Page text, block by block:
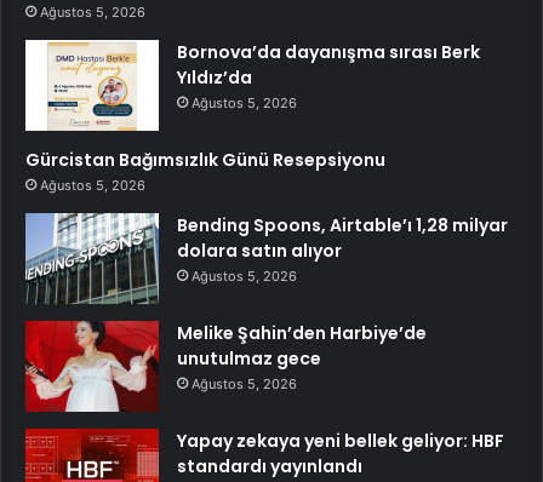
Ağustos 5, 2026
Bornova’da dayanışma sırası Berk
Yıldız’da
Ağustos 5, 2026
Gürcistan Bağımsızlık Günü Resepsiyonu
Ağustos 5, 2026
Bending Spoons, Airtable’ı 1,28 milyar
dolara satın alıyor
Ağustos 5, 2026
Melike Şahin’den Harbiye’de
unutulmaz gece
Ağustos 5, 2026
Yapay zekaya yeni bellek geliyor: HBF
standardı yayınlandı